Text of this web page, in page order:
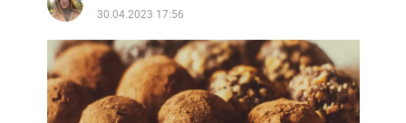
30.04.2023 17:56